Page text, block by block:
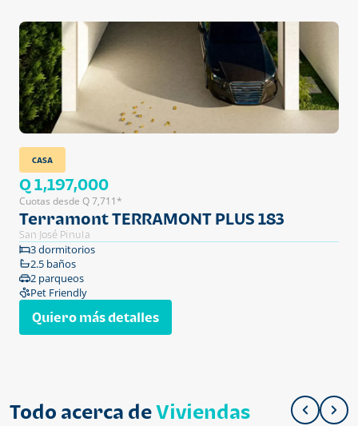
CASA
Q 1,197,000
Cuotas desde Q 7,711*
Terramont TERRAMONT PLUS 183
San José Pinula
3 dormitorios
2.5 baños
2 parqueos
Pet Friendly
Quiero más detalles
Todo acerca deViviendas